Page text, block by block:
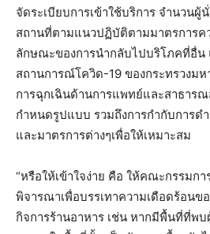
จัดระเบียบการเข้าใช้บริการ จำนวนผู้
สถานที่ตามแนวปฏิบัติตามมาตรการค
ลักษณะของการนำกลับไปบริโภคที่อื่น
สถานการณ์โควิด-19 ของกระทรวงม
การฉุกเฉินด้านการแพทย์และสาธาร
กำหนดรูปแบบ รวมถึงการกำกับการด
และมาตรการต่างๆเพื่อให้เหมาะสม
“หรือให้เข้าใจง่าย คือ ให้คณะกรรมก
พิจารณาเพื่อบรรเทาความเดือดร้อนข
กิจการร้านอาหาร เช่น หากมีพื้นที่ที่พบ